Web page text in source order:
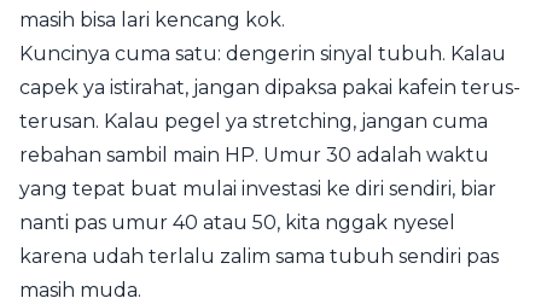
masih bisa lari kencang kok.
Kuncinya cuma satu: dengerin sinyal tubuh. Kalau
capek ya istirahat, jangan dipaksa pakai kafein terus-
terusan. Kalau pegel ya stretching, jangan cuma
rebahan sambil main HP. Umur 30 adalah waktu
yang tepat buat mulai investasi ke diri sendiri, biar
nanti pas umur 40 atau 50, kita nggak nyesel
karena udah terlalu zalim sama tubuh sendiri pas
masih muda.